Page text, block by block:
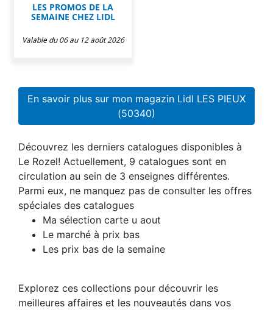
LES PROMOS DE LA
SEMAINE CHEZ LIDL
Valable du 06 au 12 août 2026
En savoir plus sur mon magazin Lidl LES PIEUX
(50340)
Découvrez les derniers catalogues disponibles à
Le Rozel! Actuellement, 9 catalogues sont en
circulation au sein de 3 enseignes différentes.
Parmi eux, ne manquez pas de consulter les offres
spéciales des catalogues
Ma sélection carte u aout
Le marché à prix bas
Les prix bas de la semaine
Explorez ces collections pour découvrir les
meilleures affaires et les nouveautés dans vos